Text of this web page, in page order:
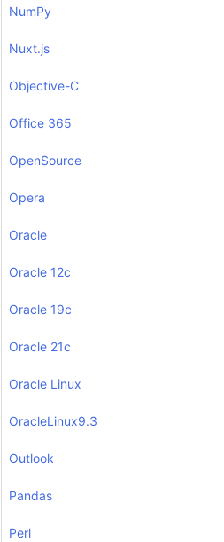
NumPy
Nuxt.js
Objective-C
Office 365
OpenSource
Opera
Oracle
Oracle 12c
Oracle 19c
Oracle 21c
Oracle Linux
OracleLinux9.3
Outlook
Pandas
Perl